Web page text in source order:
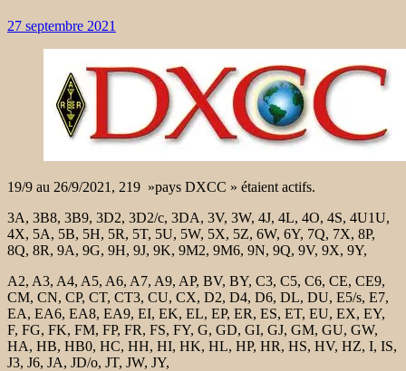
27 septembre 2021
19/9 au 26/9/2021, 219 »pays DXCC » étaient actifs.
3A, 3B8, 3B9, 3D2, 3D2/c, 3DA, 3V, 3W, 4J, 4L, 4O, 4S, 4U1U,
4X, 5A, 5B, 5H, 5R, 5T, 5U, 5W, 5X, 5Z, 6W, 6Y, 7Q, 7X, 8P,
8Q, 8R, 9A, 9G, 9H, 9J, 9K, 9M2, 9M6, 9N, 9Q, 9V, 9X, 9Y,
A2, A3, A4, A5, A6, A7, A9, AP, BV, BY, C3, C5, C6, CE, CE9,
CM, CN, CP, CT, CT3, CU, CX, D2, D4, D6, DL, DU, E5/s, E7,
EA, EA6, EA8, EA9, EI, EK, EL, EP, ER, ES, ET, EU, EX, EY,
F, FG, FK, FM, FP, FR, FS, FY, G, GD, GI, GJ, GM, GU, GW,
HA, HB, HB0, HC, HH, HI, HK, HL, HP, HR, HS, HV, HZ, I, IS,
J3, J6, JA, JD/o, JT, JW, JY,